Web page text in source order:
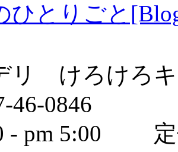
ひとりごと
リ けろけろ
46-0846
- pm 5:00